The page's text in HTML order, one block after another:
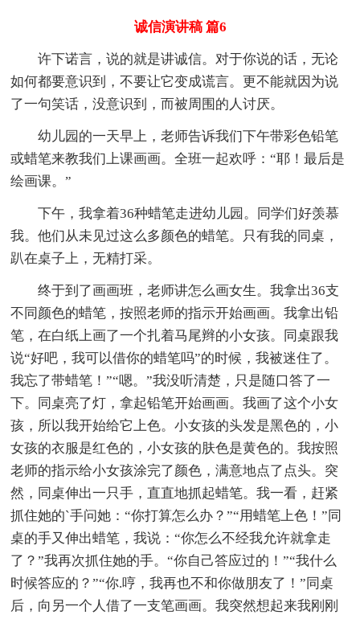
诚信演讲稿 篇6
许下诺言，说的就是讲诚信。对于你说的话，无论
如何都要意识到，不要让它变成谎言。更不能就因为说
了一句笑话，没意识到，而被周围的人讨厌。
幼儿园的一天早上，老师告诉我们下午带彩色铅笔
或蜡笔来教我们上课画画。全班一起欢呼：“耶！最后是
绘画课。”
下午，我拿着36种蜡笔走进幼儿园。同学们好羡慕
我。他们从未见过这么多颜色的蜡笔。只有我的同桌，
趴在桌子上，无精打采。
终于到了画画班，老师讲怎么画女生。我拿出36支
不同颜色的蜡笔，按照老师的指示开始画画。我拿出铅
笔，在白纸上画了一个扎着马尾辫的小女孩。同桌跟我
说“好吧，我可以借你的蜡笔吗”的时候，我被迷住了。
我忘了带蜡笔！”“嗯。”我没听清楚，只是随口答了一
下。同桌亮了灯，拿起铅笔开始画画。我画了这个小女
孩，所以我开始给它上色。小女孩的头发是黑色的，小
女孩的衣服是红色的，小女孩的肤色是黄色的。我按照
老师的指示给小女孩涂完了颜色，满意地点了点头。突
然，同桌伸出一只手，直直地抓起蜡笔。我一看，赶紧
抓住她的`手问她：“你打算怎么办？”“用蜡笔上色！”同
桌的手又伸出蜡笔，我说：“你怎么不经我允许就拿走
了？”我再次抓住她的手。“你自己答应过的！”“我什么
时候答应的？”“你.哼，我再也不和你做朋友了！”同桌
后，向另一个人借了一支笔画画。我突然想起来我刚刚